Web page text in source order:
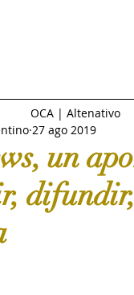
NACIONAL
de Arte Art News
un
27 ago 2019
OCA | Altenativo